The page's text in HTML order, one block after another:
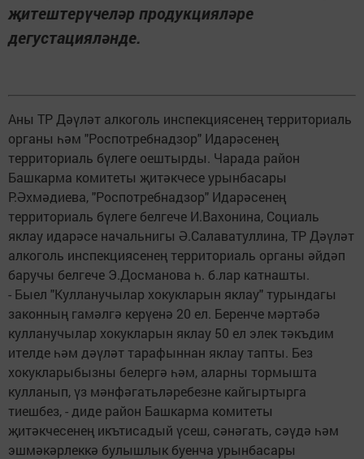
җитештерүчеләр продукцияләре
дегустацияләнде.
Аны ТР Дәүләт алкоголь инспекциясенең территориаль
органы һәм "Роспотребнадзор" Идарәсенең
территориаль бүлеге оештырды. Чарада район
Башкарма комитеты җитәкчесе урынбасары
Р.Әхмәдиева, "Роспотребнадзор" Идарәсенең
территориаль бүлеге белгече И.Вахонина, Социаль
яклау идарәсе начальнигы Ә.Салаватуллина, ТР Дәүләт
алкоголь инспекциясенең территориаль органы әйдәп
баручы белгече Э.Досманова һ. б.лар катнашты.
- Быел "Кулланучылар хокукларын яклау" турындагы
законның гамәлгә керүенә 20 ел. Беренче мәртәбә
кулланучылар хокукларын яклау 50 ел элек тәкъдим
ителде һәм дәүләт тарафыннан яклау тапты. Без
хокукларыбызны белергә һәм, аларны тормышта
кулланып, үз мәнфәгатьләребезне кайгыртырга
тиешбез, - диде район Башкарма комитеты
җитәкчесенең икътисадый үсеш, сәнәгать, сәүдә һәм
эшмәкәрлеккә булышлык буенча урынбасары